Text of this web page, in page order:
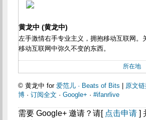
黄龙中 (黄龙中)
左手激情右手专业主义，拥抱移动互联网。
移动互联网中弥久不变的东西。
所在地
© 黄龙中 for 爱范儿 · Beats of Bits 原文
博· 订阅全文 · Google+ · #ifanrlive
需要 Google+ 邀请？请[ 点击申请]